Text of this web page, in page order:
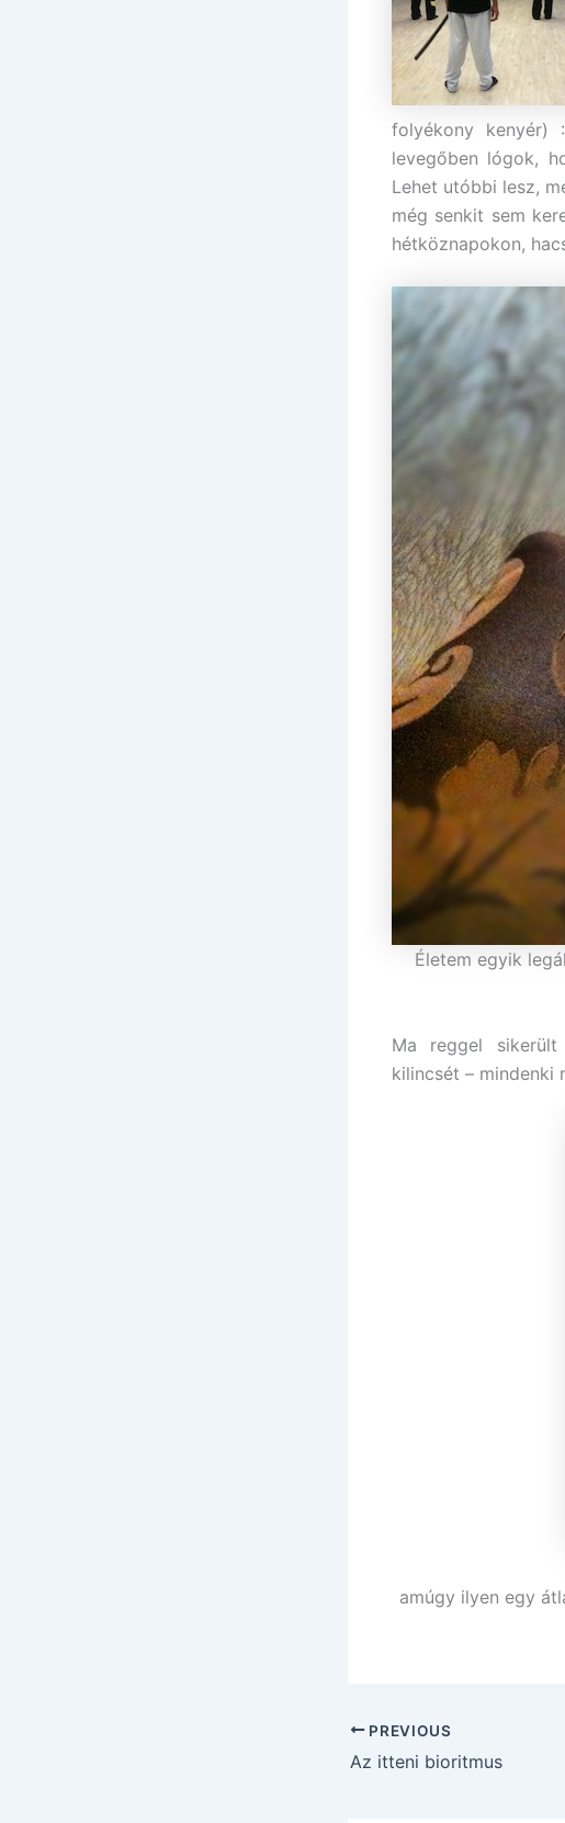
folyékony
levegőben lógok,
Lehet utóbbi lesz,
még senkit sem
hétköznapokon,
Életem egyik
Ma reggel
kilincsét – mindenki
amúgy ilyen egy
PREVIOUS
Az itteni bioritmus